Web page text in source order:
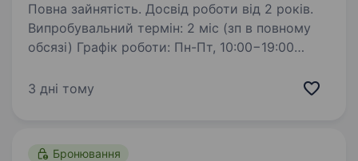
Повна зайнятість. Досвід роботи від 2 років.
Випробувальний термін: 2 міс (зп в повному
обсязі) Графік роботи: Пн-Пт, 10:00−19:00
монтажної служби Налаштування
3 дні тому
Бронювання